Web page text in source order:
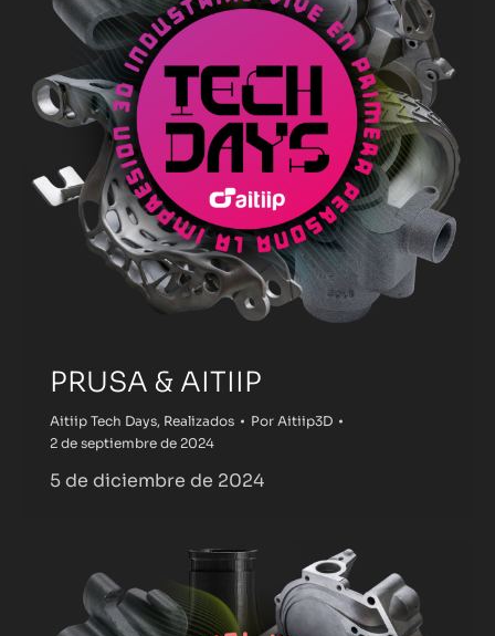
PRUSA & AITIIP
Aitiip Tech Days, Realizados Por Aitiip3D
2 de septiembre de 2024
5 de diciembre de 2024